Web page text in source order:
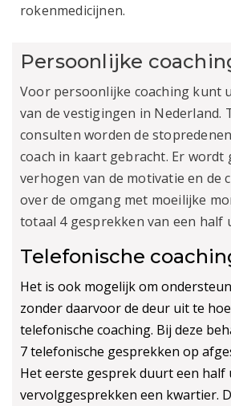
rokenmedicijnen.
Persoonlijke
Voor persoonlijke coaching kunt
van de vestigingen in Nederland.
consulten worden de
coach in kaart gebracht. Er wordt
verhogen van de motivatie en de
over de omgang met moeilijke
totaal 4 gesprekken van een half
Telefonische
Het is ook mogelijk om
zonder daarvoor de deur uit te
telefonische coaching. Bij deze
7 telefonische gesprekken op
Het eerste gesprek duurt een half
vervolggesprekken een kwartier.